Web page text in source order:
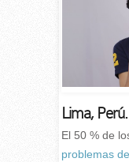
Lima, Perú.
El 50 % de
problemas